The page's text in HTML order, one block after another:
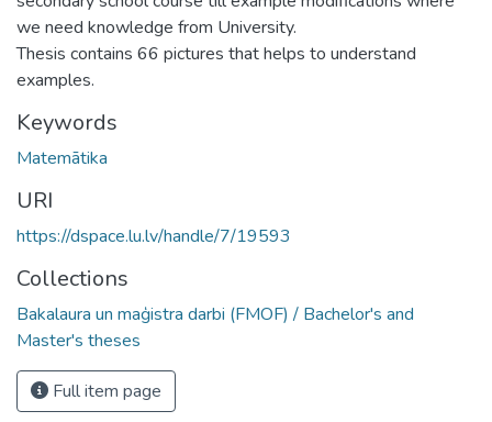
we need knowledge from University.
Thesis contains 66 pictures that helps to understand
examples.
Keywords
Matemātika
URI
https://dspace.lu.lv/handle/7/19593
Collections
Bakalaura un maģistra darbi (FMOF) / Bachelor's and
Master's theses
Full item page